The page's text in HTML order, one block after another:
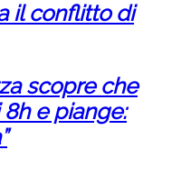
il conflitto di
scopre che
8h e piange: